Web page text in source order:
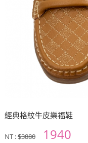
經典格紋牛皮樂福鞋
NT :$3880 1940